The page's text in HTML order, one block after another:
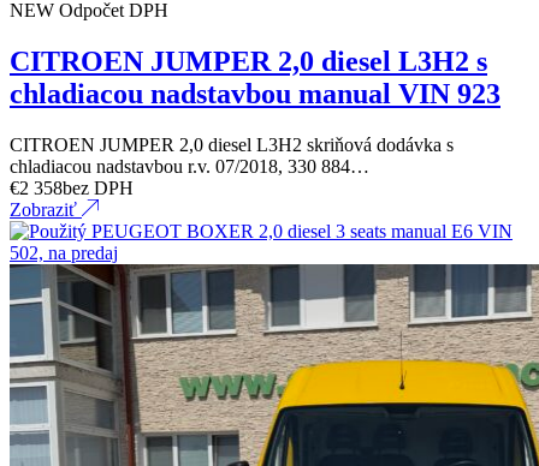
NEW Odpočet DPH
CITROEN JUMPER 2,0 diesel L3H2 s
chladiacou nadstavbou manual VIN 923
CITROEN JUMPER 2,0 diesel L3H2 skriňová dodávka s
chladiacou nadstavbou r.v. 07/2018, 330 884…
€2 358bez DPH
Zobraziť